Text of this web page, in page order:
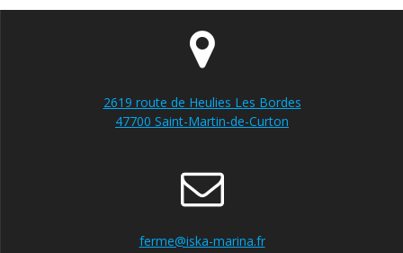
2619 route de Heulies Les Bordes
47700 Saint-Martin-de-Curton
ferme@iska-marina.fr